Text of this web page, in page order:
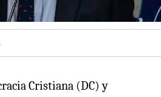
Cristiana (DC) y